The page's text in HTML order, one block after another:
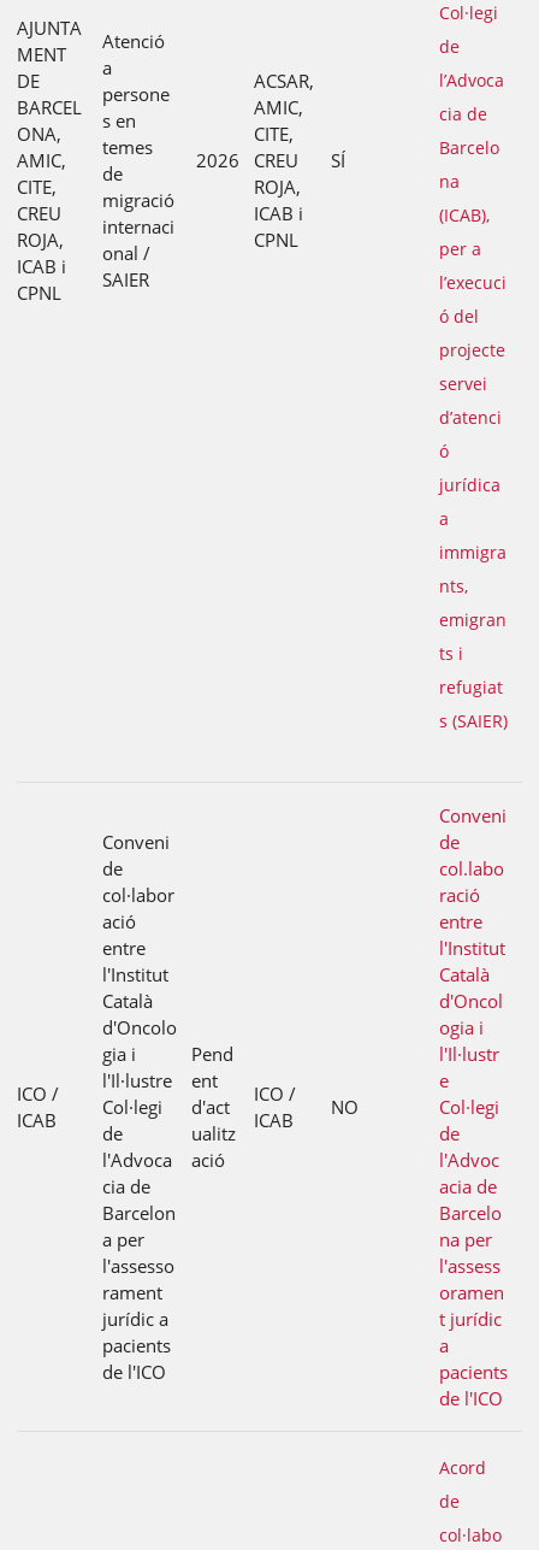
AJUNTA
MENT
DE
BARCEL
ONA,
AMIC,
CITE,
CREU
ROJA,
ICAB i
CPNL
Atenció
a
persone
s en
temes
de
migració
internaci
onal /
SAIER
2026
ACSAR,
AMIC,
CITE,
CREU
ROJA,
ICAB i
CPNL
SÍ
Col·legi
de
l’Advoca
cia de
Barcelo
na
(ICAB),
per a
l’execuci
ó del
projecte
servei
d’atenci
ó
jurídica
a
immigra
nts,
emigran
ts i
refugiat
s (SAIER)
ICO /
ICAB
Conveni
de
col·labor
ació
entre
l'Institut
Català
d'Oncolo
gia i
l'Il·lustre
Col·legi
de
l'Advoca
cia de
Barcelon
a per
l'assesso
rament
jurídic a
pacients
de l'ICO
Pend
ent
d'act
ualitz
ació
ICO /
ICAB
NO
Conveni
de
col.labo
ració
entre
l'Institut
Català
d'Oncol
ogia i
l'Il·lustr
e
Col·legi
de
l'Advoc
acia de
Barcelo
na per
l'assess
oramen
t jurídic
a
pacients
de l'ICO
Acord
de
col·labo